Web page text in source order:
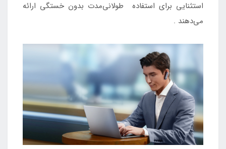
استثنایی برای استفاده طولانی‌مدت بدون خستگی ارائه
می‌دهند .